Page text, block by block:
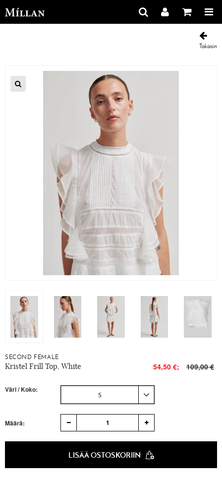
Takaisin
SECOND FEMALE
Kristel Frill Top, White 54,50 €; 109,00 €
Väri / Koko:
S
Määrä: 1
LISÄÄ OSTOSKORIIN